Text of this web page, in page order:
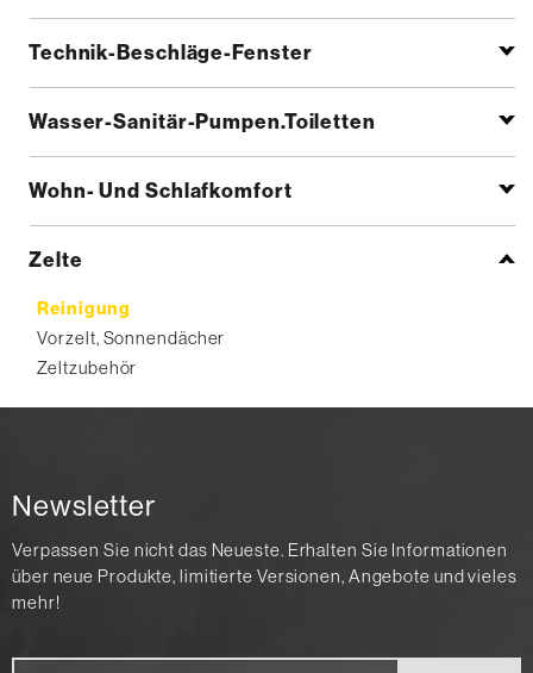
Technik-Beschläge-Fenster
Wasser-Sanitär-Pumpen.Toiletten
Wohn- Und Schlafkomfort
Zelte
Reinigung
Vorzelt, Sonnendächer
Zeltzubehör
Newsletter
Verpassen Sie nicht das Neueste. Erhalten Sie Informationen
über neue Produkte, limitierte Versionen, Angebote und vieles
mehr!